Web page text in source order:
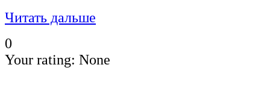
Читать дальше
0
Your rating: None